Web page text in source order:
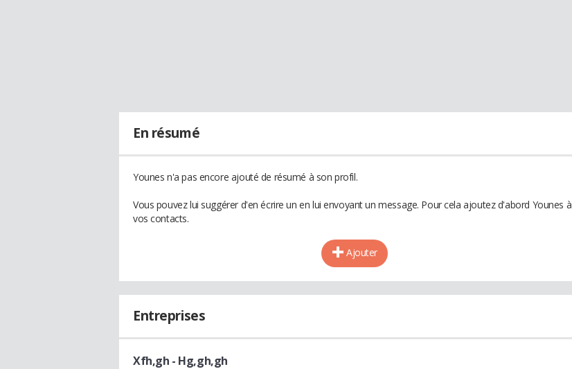
En résumé
Younes n'a pas encore ajouté de résumé à son profil.
Vous pouvez lui suggérer d'en écrire un en lui envoyant un message. Pour cela ajoutez d'abord Younes à
vos contacts.
Ajouter
Entreprises
Xfh,gh - Hg,gh,gh